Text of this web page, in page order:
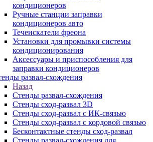
кондиционеров
Ручные станции заправки
кондиционеров авто
Течеискатели фреона
Установки для промывки системы
кондиционирования
Аксессуары и приспособления для
заправки кондиционеров
развал-схождения
Назад
Стенды развал-схождения
Стенды сход-развал 3D
Стенды сход-развал с ИК-связью
Стенды сход-развал с кордовой связью
Бесконтактные стенды сход-развал
Стенды развал-схождения для